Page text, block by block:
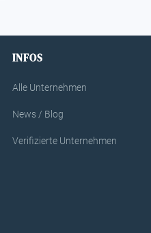
INFOS
Alle Unternehmen
News / Blog
Verifizierte Unternehmen